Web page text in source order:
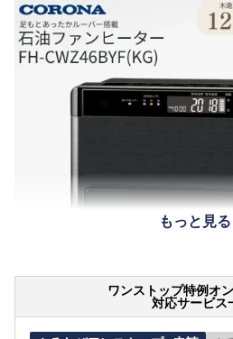
もっと見る
ワンストップ特例オ
対応サービス